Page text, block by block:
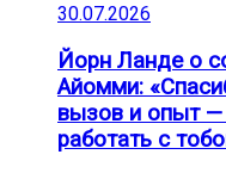
30.07.2026
Йорн Ланде о
Айомми:
вызов и опыт —
работать с